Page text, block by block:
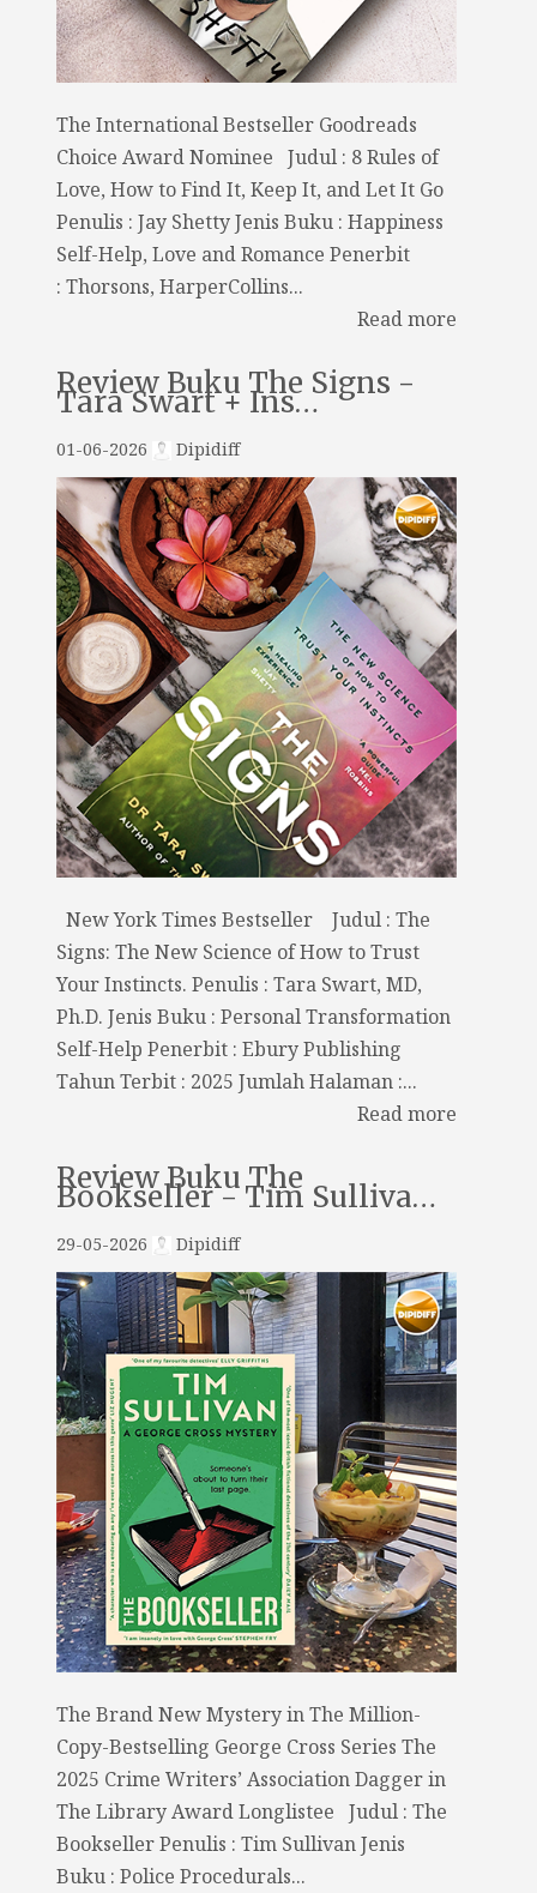
The International Bestseller Goodreads
Choice Award Nominee Judul : 8 Rules of
Love, How to Find It, Keep It, and Let It Go
Penulis : Jay Shetty Jenis Buku : Happiness
Self-Help, Love and Romance Penerbit
: Thorsons, HarperCollins...
Read more
Review Buku The Signs -
Tara Swart + Ins…
01-06-2026 Dipidiff
New York Times Bestseller Judul : The
Signs: The New Science of How to Trust
Your Instincts. Penulis : Tara Swart, MD,
Ph.D. Jenis Buku : Personal Transformation
Self-Help Penerbit : Ebury Publishing
Tahun Terbit : 2025 Jumlah Halaman :...
Read more
Review Buku The
Bookseller - Tim Sulliva…
29-05-2026 Dipidiff
The Brand New Mystery in The Million-
Copy-Bestselling George Cross Series The
2025 Crime Writers’ Association Dagger in
The Library Award Longlistee Judul : The
Bookseller Penulis : Tim Sullivan Jenis
Buku : Police Procedurals...